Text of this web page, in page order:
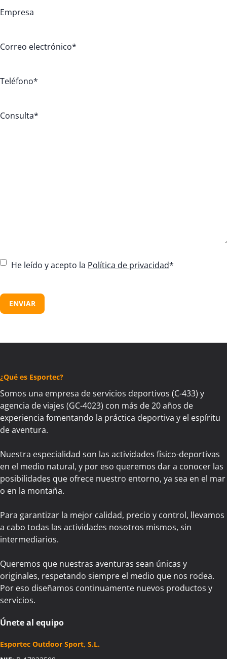
Empresa
Correo electrónico*
Teléfono*
Consulta*
C
s
e
He leído y acepto la Política de privacidad*
A
P
¿Qué es Esportec?
Somos una empresa de servicios deportivos (C-433) y
agencia de viajes (GC-4023) con más de 20 años de
experiencia fomentando la práctica deportiva y el espíritu
de aventura.
Nuestra especialidad son las actividades físico-deportivas
en el medio natural, y por eso queremos dar a conocer las
posibilidades que ofrece nuestro entorno, ya sea en el mar
o en la montaña.
Para garantizar la mejor calidad, precio y control, llevamos
a cabo todas las actividades nosotros mismos, sin
intermediarios.
Queremos que nuestras aventuras sean únicas y
originales, respetando siempre el medio que nos rodea.
Por eso diseñamos continuamente nuevos productos y
servicios.
Únete al equipo
Esportec Outdoor Sport, S.L.